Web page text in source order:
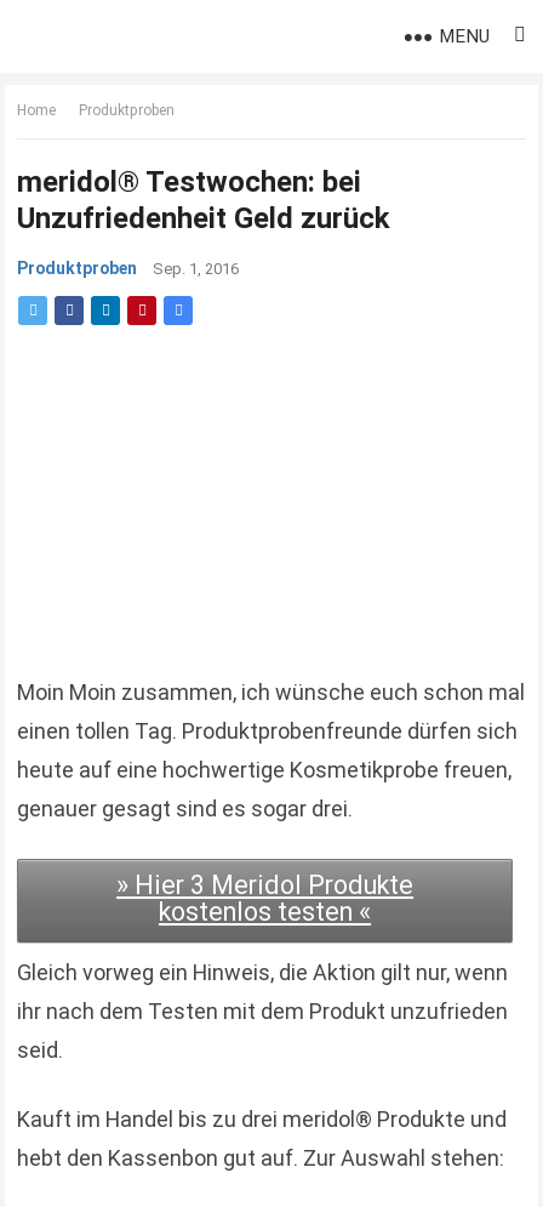
MENU
Home Produktproben
meridol® Testwochen: bei
Unzufriedenheit Geld zurück
Produktproben Sep. 1, 2016
Moin Moin zusammen, ich wünsche euch schon mal
einen tollen Tag. Produktprobenfreunde dürfen sich
heute auf eine hochwertige Kosmetikprobe freuen,
genauer gesagt sind es sogar drei.
» Hier 3 Meridol Produkte
kostenlos testen «
Gleich vorweg ein Hinweis, die Aktion gilt nur, wenn
ihr nach dem Testen mit dem Produkt unzufrieden
seid.
Kauft im Handel bis zu drei meridol® Produkte und
hebt den Kassenbon gut auf. Zur Auswahl stehen: